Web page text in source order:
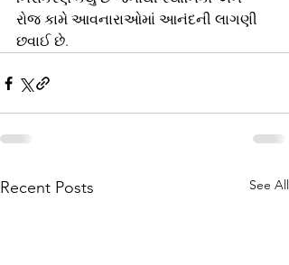
રોજ કામે આવનારાઓમાં આનંદની લાગણી
છવાઈ છે.
Recent Posts See All